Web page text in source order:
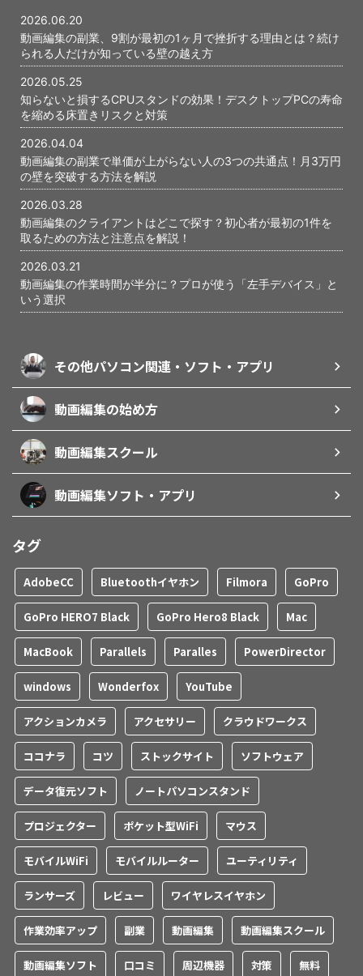
2026.06.20
動画編集の副業、9割が最初の1ヶ月で挫折する理由とは？続け
られる人だけが知っている壁の越え方
2026.05.25
知らないと損するCPUスタンドの効果！デスクトップPCの寿命
を縮める床置きリスクと対策
2026.04.04
動画編集の副業で単価が上がらない人の3つの共通点！月3万円
の壁を突破する方法を解説
2026.03.28
動画編集のクライアントはどこで探す？初心者が最初の1件を
取るための方法と注意点を解説！
2026.03.21
動画編集の作業時間が半分に？プロが使う「左手デバイス」と
いう選択
その他パソコン関連・ソフト・アプリ
動画編集の始め方
動画編集スクール
動画編集ソフト・アプリ
タグ
AdobeCC Bluetoothイヤホン Filmora GoPro
GoPro HERO7 Black GoPro Hero8 Black Mac
MacBook Parallels Paralles PowerDirector
windows Wonderfox YouTube
アクションカメラ アクセサリー クラウドワークス
ココナラ コツ ストックサイト ソフトウェア
データ復元ソフト ノートパソコンスタンド
プロジェクター ポケット型WiFi マウス
モバイルWiFi モバイルルーター ユーティリティ
ランサーズ レビュー ワイヤレスイヤホン
作業効率アップ 副業 動画編集 動画編集スクール
動画編集ソフト 口コミ 周辺機器 対策 無料